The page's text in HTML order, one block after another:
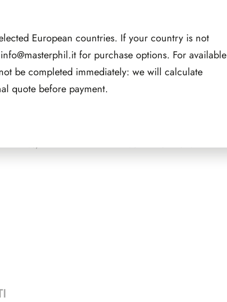
1965/1971
SCALFARO PAGINE 2+1
European countries. If your country is not
info@masterphil.itfor purchase options. For available
be completed immediately: we will calculate
quote before payment.